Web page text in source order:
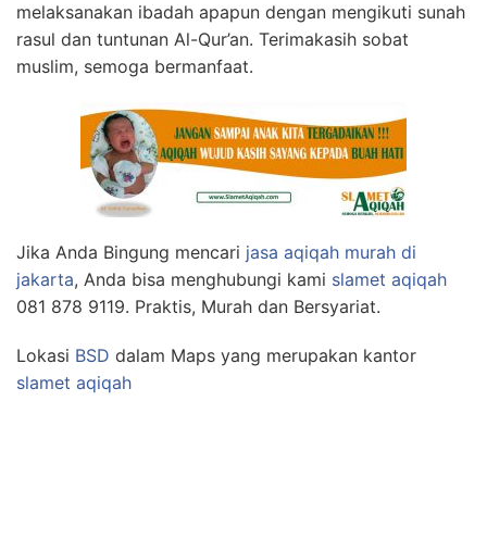
melaksanakan ibadah apapun dengan mengikuti sunah
rasul dan tuntunan Al-Qur’an. Terimakasih sobat
muslim, semoga bermanfaat.
Jika Anda Bingung mencari jasa aqiqah murah di
jakarta, Anda bisa menghubungi kami slamet aqiqah
081 878 9119. Praktis, Murah dan Bersyariat.
Lokasi BSD dalam Maps yang merupakan kantor
slamet aqiqah